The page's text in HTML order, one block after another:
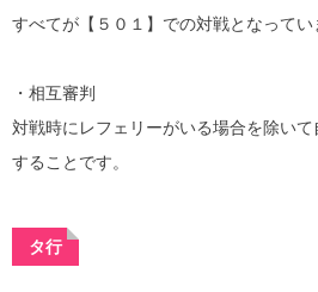
すべてが【５０１】での対戦となってい
・相互審判
対戦時にレフェリーがいる場合を除い
することです。
タ行